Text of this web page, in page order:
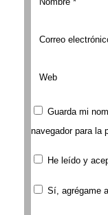
Guarda mi
navegador para la
He leído y
Sí, agrégame